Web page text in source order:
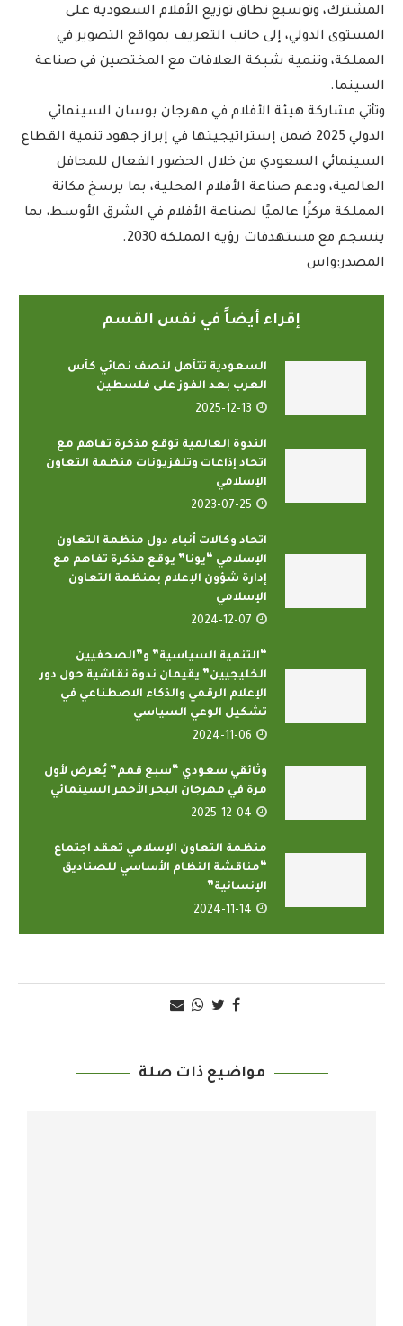
المشترك، وتوسيع نطاق توزيع الأفلام السعودية على
المستوى الدولي، إلى جانب التعريف بمواقع التصوير في
المملكة، وتنمية شبكة العلاقات مع المختصين في صناعة
السينما.
وتأتي مشاركة هيئة الأفلام في مهرجان بوسان السينمائي
الدولي 2025 ضمن إستراتيجيتها في إبراز جهود تنمية القطاع
السينمائي السعودي من خلال الحضور الفعال للمحافل
العالمية، ودعم صناعة الأفلام المحلية، بما يرسخ مكانة
المملكة مركزًا عالميًا لصناعة الأفلام في الشرق الأوسط، بما
ينسجم مع مستهدفات رؤية المملكة 2030.
المصدر:واس
إقراء أيضاً في نفس القسم
السعودية تتأهل لنصف نهائي كأس
العرب بعد الفوز على فلسطين
2025-12-13
الندوة العالمية توقع مذكرة تفاهم مع
اتحاد إذاعات وتلفزيونات منظمة التعاون
الإسلامي
2023-07-25
اتحاد وكالات أنباء دول منظمة التعاون
الإسلامي “يونا” يوقع مذكرة تفاهم مع
إدارة شؤون الإعلام بمنظمة التعاون
الإسلامي
2024-12-07
“التنمية السياسية” و”الصحفيين
الخليجيين” يقيمان ندوة نقاشية حول دور
الإعلام الرقمي والذكاء الاصطناعي في
تشكيل الوعي السياسي
2024-11-06
وثائقي سعودي “سبع قمم” يُعرض لأول
مرة في مهرجان البحر الأحمر السينمائي
2025-12-04
منظمة التعاون الإسلامي تعقد اجتماع
“مناقشة النظام الأساسي للصناديق
الإنسانية”
2024-11-14
مواضيع ذات صلة